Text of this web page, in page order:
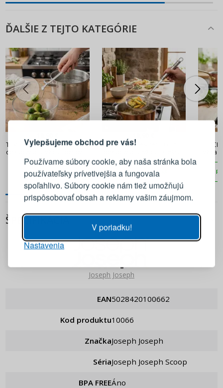
Vylepšujeme obchod pre vás!
Používame súbory cookie, aby naša stránka bola
používateľsky prívetivejšia a fungovala
spoľahlivo. Súbory cookie nám tiež umožňujú
prispôsobovať obsah a reklamy vašim záujmom.
V poriadku!
Nastavenia
ĎALŠIE Z TEJTO KATEGÓRIE
TESCOMA President 36,5 cm -
odkapávacia lyžica / penovka
z nehrdzavejúcej ocele
PRIDAŤ DO KOŠÍKA
TESCOMA President 37 cm -
nehrdzavejúcej ocele
PRIDAŤ DO KOŠÍKA
lyžica
ŠPECIFIKÁCIA
Joseph Joseph
EAN 5028420100662
Kod produktu 10066
Značka Joseph Joseph
Séria Joseph Joseph Scoop
BPA FREE Áno
PRIHLÁSENIE REGISTRÁCIA
Prihláste sa k svojmu účtu
E-mail
PRIHLÁSIŤ SA
Pripomenutie hesla